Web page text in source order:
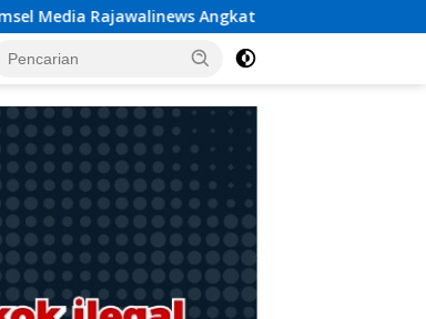
Dugaan Penggelapan Dana Desa Rp 84 Juta,